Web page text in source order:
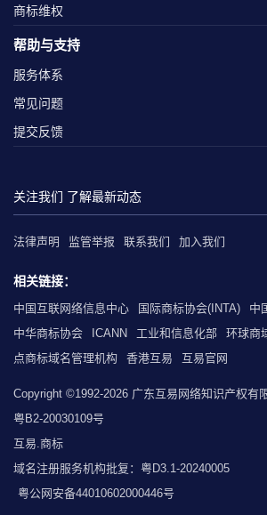
商标维权
帮助与支持
服务体系
常见问题
提交反馈
关注我们 了解最新动态
法律声明 监管举报 联系我们 加入我们
相关链接：
中国互联网络信息中心 国际商标协会(INTA)
中
中华商标协会
ICANN 工业和信息化部
环球商
点商标域名管理机构
香港互易 互易官网
Copyright ©1992-2026 广东互易网络知识产权有
粤B2-20030109号
互易.商标
域名注册服务机构批复：粤D3.1-20240005
粤公网安备44010602000446号